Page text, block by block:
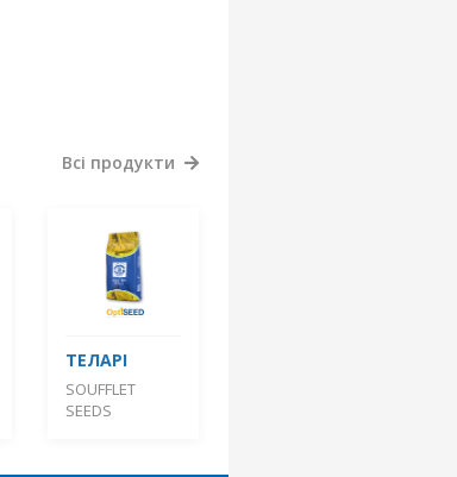
ТЕЛАРІ
SOUFFLET
SEEDS
Всі продукти